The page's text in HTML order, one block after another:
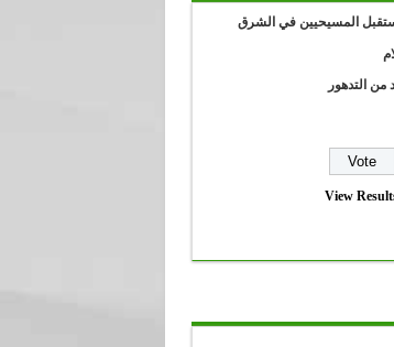
المسيحيين في الشرق
التدهور
View